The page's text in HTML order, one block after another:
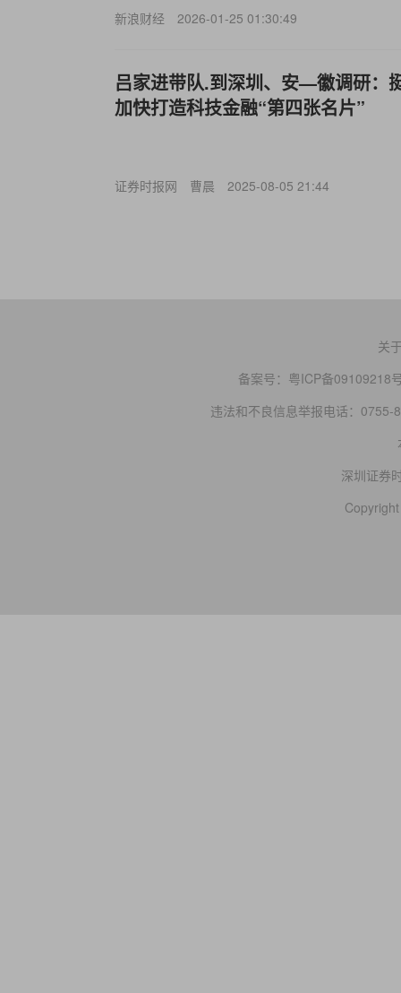
新浪财经 2026-01-25 01:30:49
吕家进带队.到深圳、安—徽调研：
加快打造科技金融“第四张名片”
证券时报网 曹晨 2025-08-05 21:44
关
备案号： 粤ICP备09109218
违法和不良信息举报电话：0755-
深圳证券